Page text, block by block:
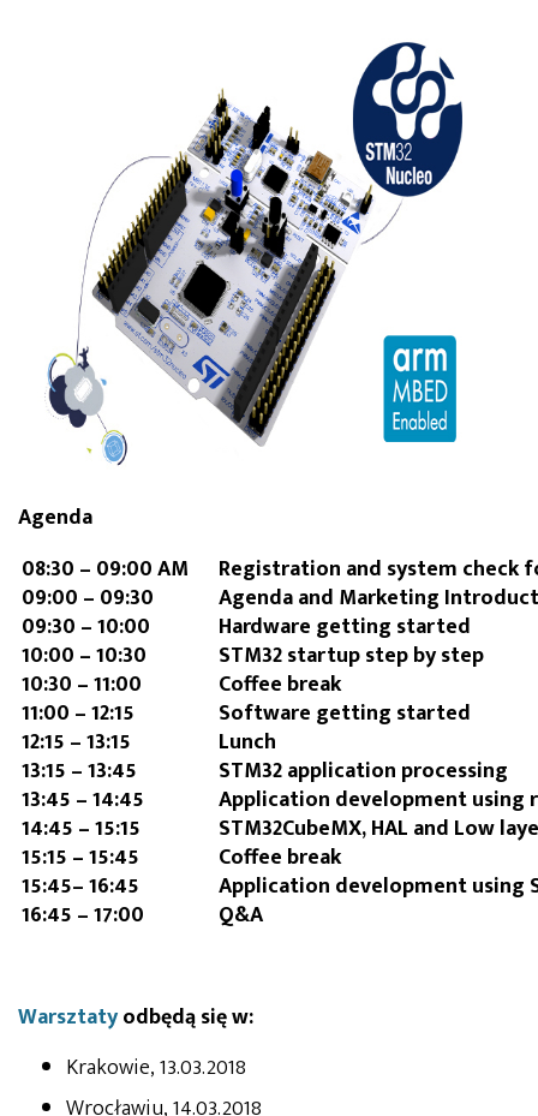
Agenda
08:30 – 09:00 AM
Registration and system check
09:00 – 09:30
Agenda and Marketing
09:30 – 10:00
Hardware getting started
10:00 – 10:30
STM32 startup step by step
10:30 – 11:00
Coffee break
11:00 – 12:15
Software getting started
12:15 – 13:15
Lunch
13:15 – 13:45
STM32 application processing
13:45 – 14:45
Application development using
14:45 – 15:15
STM32CubeMX, HAL and Low
15:15 – 15:45
Coffee break
15:45– 16:45
Application development using
16:45 – 17:00
Q&A
Warsztatyodbędą się w:
Krakowie, 13.03.2018
Wrocławiu, 14.03.2018